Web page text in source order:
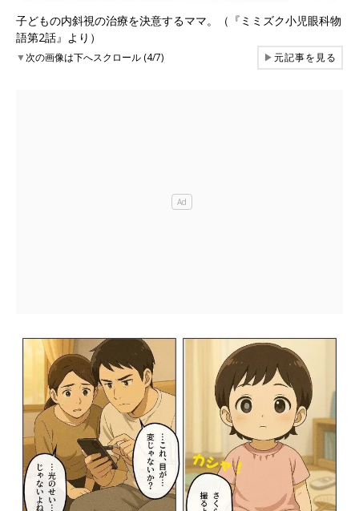
子どもの内斜視の治療を決意するママ。（『ミミズク小児眼科物
語第2話』より）
▼次の画像は下へスクロール (4/7) ▶元記事を見る